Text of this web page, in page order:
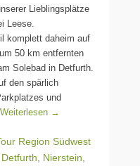
Lieblingsplätze
Leese.
komplett daheim auf
50 km entfernten
Solebad in Detfurth.
den spärlich
und
Weiterlesen →
Region Südwest
Detfurth Nierstein